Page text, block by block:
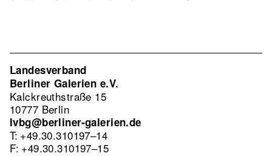
Landesverband
Berliner Galerien e.V.
Kalckreuthstraße 15
10777 Berlin
lvbg@berliner-galerien.de
T: +49.30.310197–14
F: +49.30.310197–15